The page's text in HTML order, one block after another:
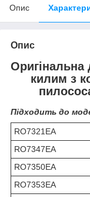
Опис
Опис
Оригінальна
килим з
Підходить до
RO7321EA
RO7347EA
RO7350EA
RO7353EA